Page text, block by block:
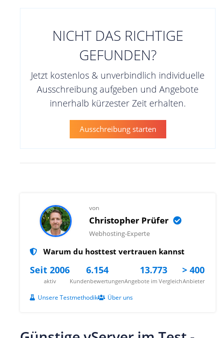
NICHT DAS RICHTIGE
GEFUNDEN?
Jetzt kostenlos & unverbindlich individuelle
Ausschreibung aufgeben und Angebote
innerhalb kürzester Zeit erhalten.
Ausschreibung starten
von
Christopher Prüfer
Webhosting-Experte
Warum du hosttest vertrauen kannst
Seit 2006
aktiv
6.154
Kundenbewertungen
13.773
Angebote im Vergleich
> 400
Anbieter
Unsere Testmethodik Über uns